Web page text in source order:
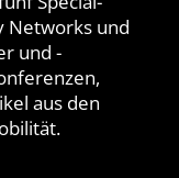
Networks und
und -
aus den